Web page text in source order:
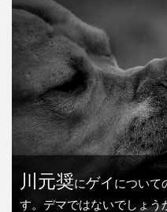
川元奨にゲイ について
す。デマではないでしょう